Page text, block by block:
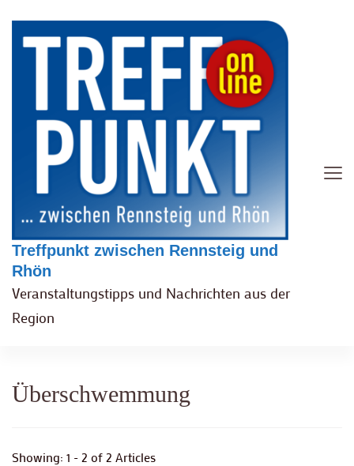
Treffpunkt zwischen Rennsteig und
Rhön
Veranstaltungstipps und Nachrichten aus der
Region
Überschwemmung
Showing: 1 - 2 of 2 Articles